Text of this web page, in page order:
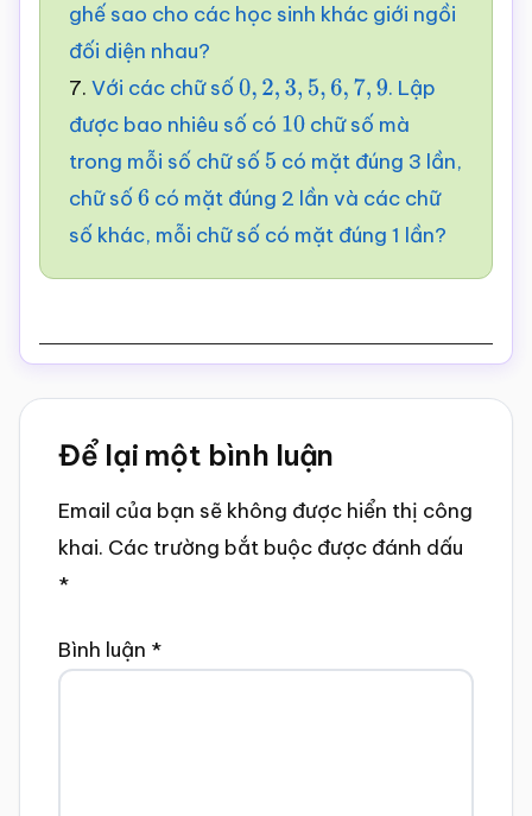
ghế sao cho các học sinh khác giới ngồi
đối diện nhau?
7. Với các chữ số 0, 2,3,5,6 ,7 9
. Lập
được bao nhiêu số có 10 chữ số mà
trong mỗi số chữ số 5 có mặt đúng 3 lần,
chữ số 6 có mặt đúng 2 lần và các chữ
số khác, mỗi chữ số có mặt đúng 1 lần?
Reader
Interactions
Để lại một bình luận
Email của bạn sẽ không được hiển thị công
khai. Các trường bắt buộc được đánh dấu
*
Bình luận *